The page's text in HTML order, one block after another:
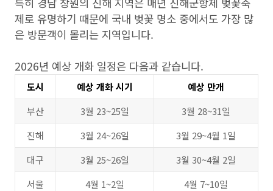
제로 유명하기 때문에 국내 벚꽃 명소 중에서도 가장 많
은 방문객이 몰리는 지역입니다.
2026년 예상 개화 일정은 다음과 같습니다.
도시 예상 개화 시기
예상 만개
부산
3월 23~25일
3월 28~31일
진해
3월 24~26일
3월 29~4월 1일
대구
3월 25~26일
3월 30~4월 2일
서울
4월 1~2일 4월 7~10일